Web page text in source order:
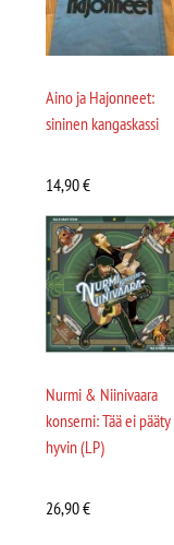
Aino ja Hajonneet:
sininen kangaskassi
14,90€
Nurmi & Niinivaara
konserni: Tää ei pääty
hyvin (LP)
26,90€